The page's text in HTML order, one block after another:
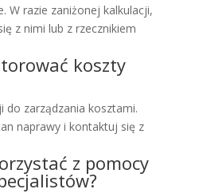
W razie zaniżonej kalkulacji,
z nimi lub z rzecznikiem
koszty
do zarządzania kosztami.
naprawy i kontaktuj się z
z pomocy